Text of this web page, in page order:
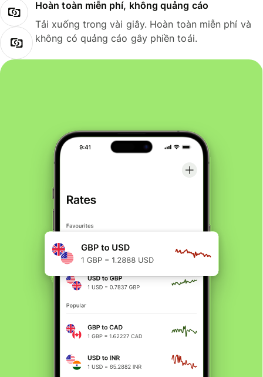
Hoàn toàn miễn phí, không quảng cáo
Tải xuống trong vài giây. Hoàn toàn miễn phí và
không có quảng cáo gây phiền toái.